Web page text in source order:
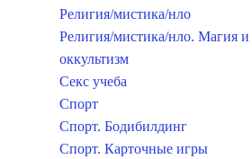
Религия/мистика/нло
Религия/мистика/нло. Магия и
оккультизм
Секс учеба
Спорт
Спорт. Бодибилдинг
Спорт. Карточные игры